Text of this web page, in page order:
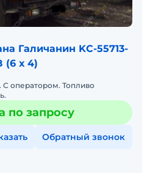
Галичанин KC-55713-
1В шасси КамАЗ (6 х 4)
С оператором. Топливо
по запросу
Обратный звонок